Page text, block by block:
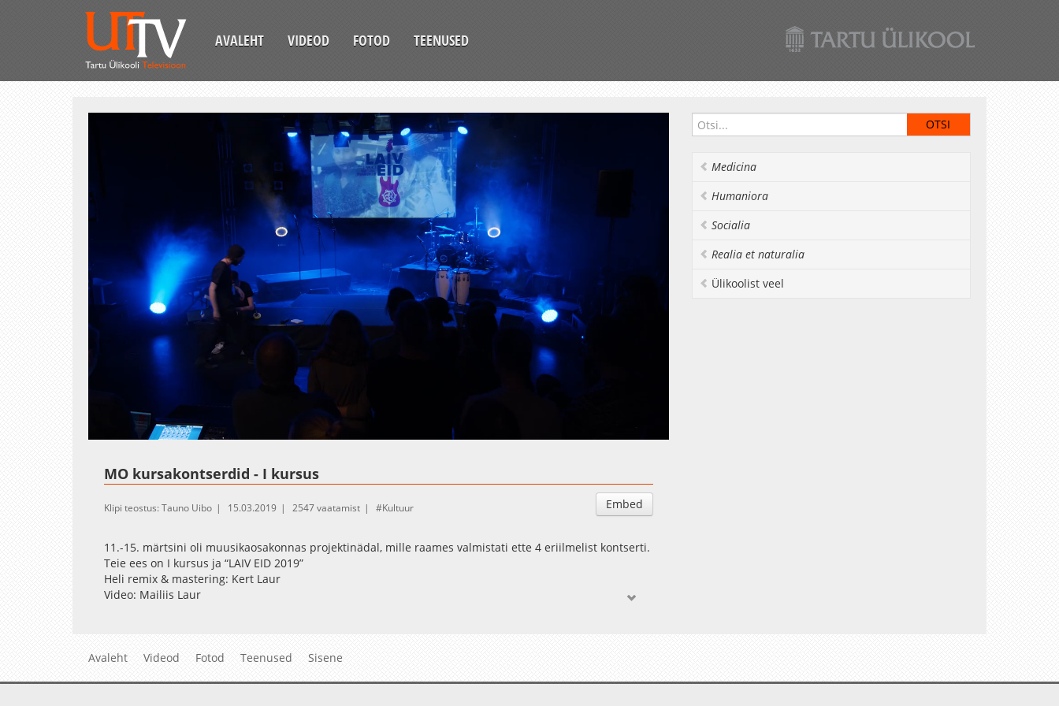
AVALEHT VIDEOD FOTOD TEENUSED
UnmuteLoaded:
1.15%
MO kursakontserdid - I kursus
Embed
Klipi teostus: Tauno Uibo 15.03.2019 2547 vaatamist Kultuur
11.-15. märtsini oli muusikaosakonnas projektinädal, mille raames valmistati ette 4 eriilmelist kontserti.
Teie ees on I kursus ja “LAIV EID 2019”
Heli remix & mastering: Kert Laur
Video: Mailiis Laur
Medicina
Humaniora
Socialia
Realia et naturalia
Ülikoolist veel
Avaleht Videod Fotod Teenused Sisene